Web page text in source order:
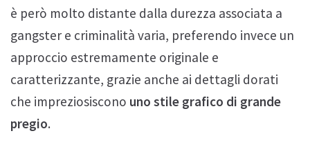
è però molto distante dalla durezza associata a
gangster e criminalità varia, preferendo invece un
approccio estremamente originale e
caratterizzante, grazie anche ai dettagli dorati
che impreziosiscono uno stile grafico di grande
pregio.